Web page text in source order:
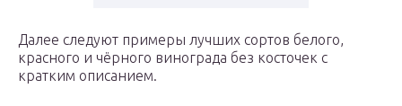
Далее следуют примеры лучших сортов белого,
красного и чёрного винограда без косточек с
кратким описанием.